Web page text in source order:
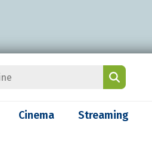
Cinema Streaming